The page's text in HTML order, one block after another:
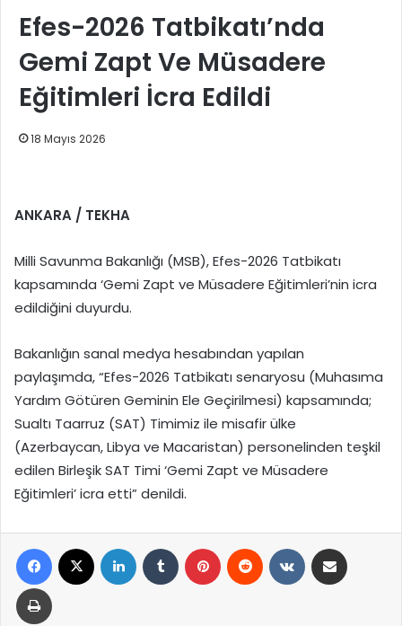
Efes-2026 Tatbikatı’nda
Gemi Zapt Ve Müsadere
Eğitimleri İcra Edildi
18 Mayıs 2026
ANKARA / TEKHA
Milli Savunma Bakanlığı (MSB), Efes-2026 Tatbikatı
kapsamında ‘Gemi Zapt ve Müsadere Eğitimleri’nin icra
edildiğini duyurdu.
Bakanlığın sanal medya hesabından yapılan
paylaşımda, “Efes-2026 Tatbikatı senaryosu (Muhasıma
Yardım Götüren Geminin Ele Geçirilmesi) kapsamında;
Sualtı Taarruz (SAT) Timimiz ile misafir ülke
(Azerbaycan, Libya ve Macaristan) personelinden teşkil
edilen Birleşik SAT Timi ‘Gemi Zapt ve Müsadere
Eğitimleri’ icra etti” denildi.
Facebook LinkedIn Tumblr Pinterest Reddit VKontakte
Yazdır